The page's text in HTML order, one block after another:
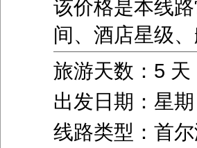
该价格是本线
间、酒店星级
旅游天数：5 天
出发日期：星期
线路类型：首尔